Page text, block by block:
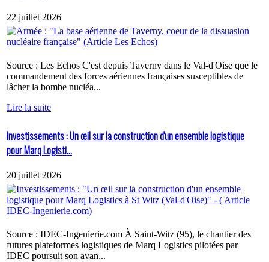
22 juillet 2026
Source : Les Echos C'est depuis Taverny dans le Val-d'Oise que le
commandement des forces aériennes françaises susceptibles de
lâcher la bombe nucléa...
Lire la suite
Investissements : Un œil sur la construction d'un ensemble logistique
pour Marq Logisti...
20 juillet 2026
Source : IDEC-Ingenierie.com À Saint-Witz (95), le chantier des
futures plateformes logistiques de Marq Logistics pilotées par
IDEC poursuit son avan...